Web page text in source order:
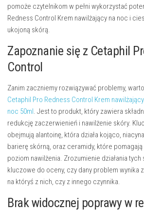
pomoże czytelnikom w pełni wykorzystać
Redness Control Krem nawilżający na noc i
ukojoną skórą.
Zapoznanie się z Cetaphil
Control
Zanim zaczniemy rozwiązywać problemy,
Cetaphil Pro Redness Control Krem
noc 50ml . Jest to produkt, który zawiera
redukcję zaczerwienień i nawilżenie skóry.
obejmują alantoinę, która działa kojąco,
barierę skórną, oraz ceramidy, które
poziom nawilżenia. Zrozumienie działania tych
kluczowe do oceny, czy dany problem wynika
na któryś z nich, czy z innego czynnika.
Brak widocznej poprawy w